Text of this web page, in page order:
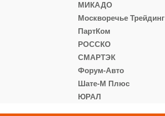
МИКАДО
Москворечье Трейдинг
ПартКом
РОССКО
СМАРТЭК
Форум-Авто
Шате-М Плюс
ЮРАЛ